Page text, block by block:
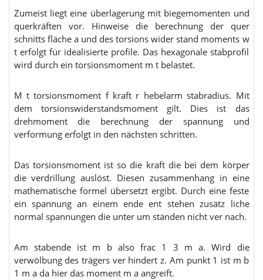
Zumeist liegt eine überlagerung mit biegemomenten und
querkräften vor. Hinweise die berechnung der quer
schnitts fläche a und des torsions wider stand moments w
t erfolgt für idealisierte profile. Das hexagonale stabprofil
wird durch ein torsionsmoment m t belastet.
M t torsionsmoment f kraft r hebelarm stabradius. Mit
dem torsionswiderstandsmoment gilt. Dies ist das
drehmoment die berechnung der spannung und
verformung erfolgt in den nächsten schritten.
Das torsionsmoment ist so die kraft die bei dem körper
die verdrillung auslöst. Diesen zusammenhang in eine
mathematische formel übersetzt ergibt. Durch eine feste
ein spannung an einem ende ent stehen zusätz liche
normal spannungen die unter um ständen nicht ver nach.
Am stabende ist m b also frac 1 3 m a. Wird die
verwölbung des trägers ver hindert z. Am punkt 1 ist m b
1 m a da hier das moment m a angreift.